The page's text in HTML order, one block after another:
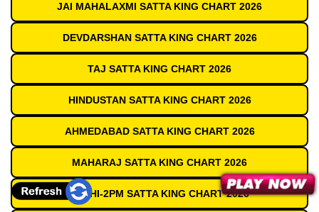
JAI MAHALAXMI SATTA KING CHART 2026
DEVDARSHAN SATTA KING CHART 2026
TAJ SATTA KING CHART 2026
HINDUSTAN SATTA KING CHART 2026
AHMEDABAD SATTA KING CHART 2026
MAHARAJ SATTA KING CHART 2026
DELHI-2PM SATTA KING CHART 2026